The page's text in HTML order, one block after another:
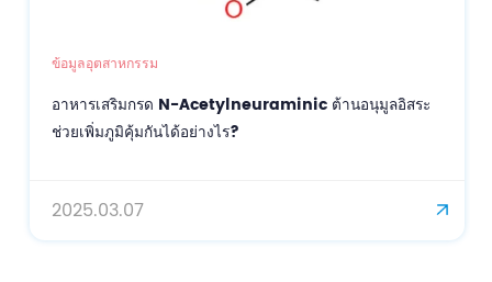
ข้อมูลอุตสาหกรรม
อาหารเสริมกรด N-Acetylneuraminic ต้านอนุมูลอิสระ
ช่วยเพิ่มภูมิคุ้มกันได้อย่างไร?
2025.03.07